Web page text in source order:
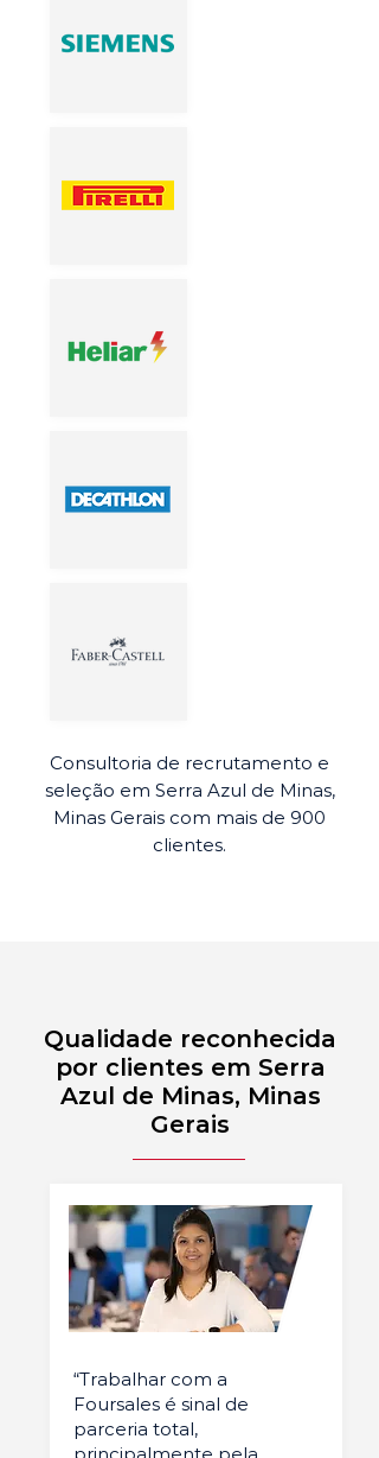
Consultoria de recrutamento e
seleção em Serra Azul de Minas,
Minas Gerais com mais de 900
clientes.
Qualidade reconhecida
por clientes em Serra
Azul de Minas, Minas
Gerais
“Trabalhar com a
Foursales é sinal de
parceria total,